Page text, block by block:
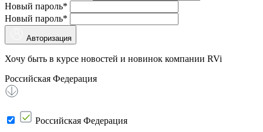
Новый пароль*
Новый пароль*
Авторизация
Хочу быть в курсе новостей и новинок компании RVi
Российская Федерация
Российская Федерация